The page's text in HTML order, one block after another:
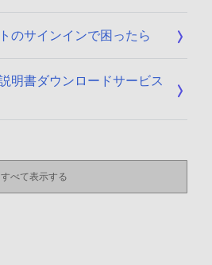
のサインインで困ったら
明書ダウンロードサービス
すべて表示する